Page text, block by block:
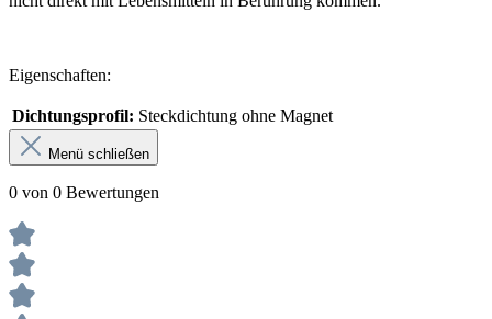
Eigenschaften:
Dichtungsprofil: Steckdichtung ohne Magnet
Menü schließen
0 von 0 Bewertungen